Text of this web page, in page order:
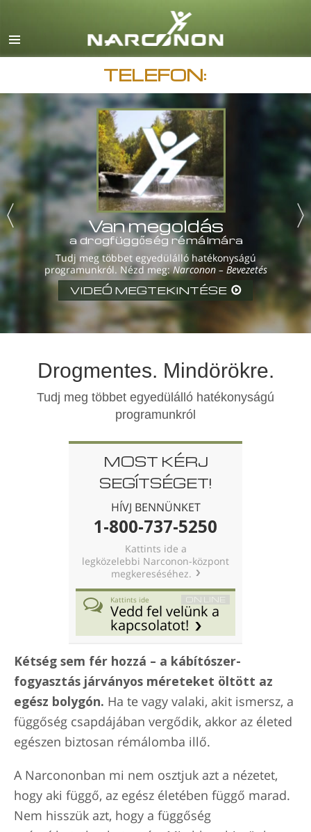
Dansk
Deutsch
görög
español
francia
héber
magyar
olasz
japán
macedón
Nederlands
orosz
svéd
arab
nepáli
horvát
Minden terület/nyelv
TELEFON:
Van megoldás
a drogfüggőség rémálmára
Tudj meg többet egyedülálló hatékonyságú
programunkról. Nézd meg:Narconon – Bevezetés
VIDEÓ MEGTEKINTÉSE
Drogmentes. Mindörökre.
Tudj meg többet egyedülálló hatékonyságú
programunkról
MOST KÉRJ
SEGÍTSÉGET!
HÍVJ BENNÜNKET
1-800-737-5250
Kattints ide a
legközelebbi Narconon-központ
megkereséséhez.
ON LINE
Kattints ide
Vedd fel velünk a
kapcsolatot!
Kétség sem fér hozzá – a kábítószer-
fogyasztás járványos méreteket öltött az
egész bolygón. Ha te vagy valaki, akit ismersz, a
függőség csapdájában vergődik, akkor az életed
egészen biztosan rémálomba illő.
A Narcononban mi nem osztjuk azt a nézetet,
hogy aki függő, az egész életében függő marad.
Nem hisszük azt, hogy a függőség